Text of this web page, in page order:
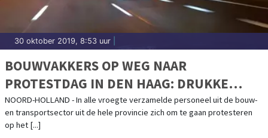
30 oktober 2019, 8:53 uur
BOUWVAKKERS OP WEG NAAR
PROTESTDAG IN DEN HAAG: DRUKKE
OCHTENDSPITS NOORD-HOLLAND BLIJFT
UIT
NOORD-HOLLAND - In alle vroegte verzamelde personeel uit de bouw-
en transportsector uit de hele provincie zich om te gaan protesteren
op het [...]